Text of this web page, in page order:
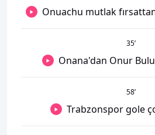
Onuachu mutlak
35’
Onana'dan Onur
58’
Trabzonspor gole